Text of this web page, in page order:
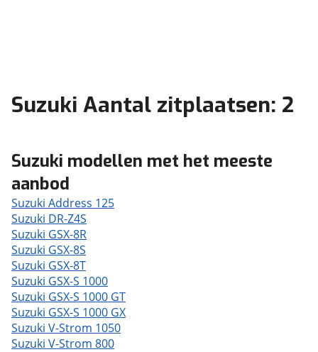
Suzuki Aantal zitplaatsen: 2
Suzuki modellen met het meeste
aanbod
Suzuki Address 125
Suzuki DR-Z4S
Suzuki GSX-8R
Suzuki GSX-8S
Suzuki GSX-8T
Suzuki GSX-S 1000
Suzuki GSX-S 1000 GT
Suzuki GSX-S 1000 GX
Suzuki V-Strom 1050
Suzuki V-Strom 800